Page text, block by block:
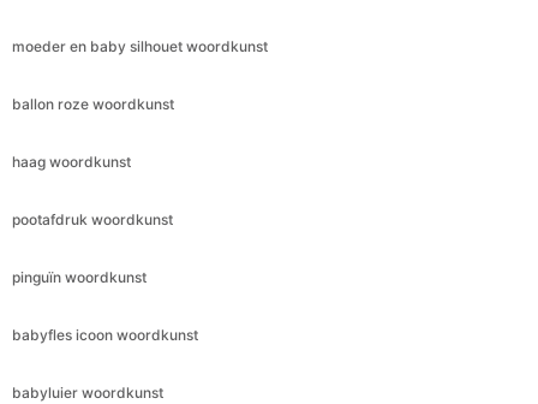
moeder en baby silhouet woordkunst
ballon roze woordkunst
haag woordkunst
pootafdruk woordkunst
pinguïn woordkunst
babyfles icoon woordkunst
babyluier woordkunst